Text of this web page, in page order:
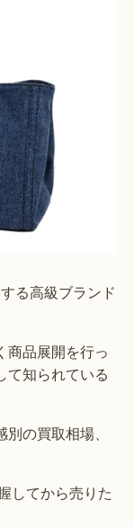
る高級ブランド
商品展開を行っ
て知られている
の買取相場、
してから売りた